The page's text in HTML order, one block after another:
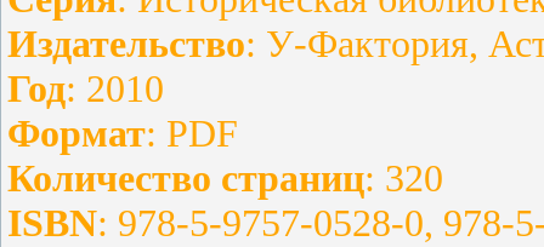
Издательство: У-Фактория,
Год: 2010
Формат: PDF
Количество страниц: 320
ISBN: 978-5-9757-0528-0, 978-